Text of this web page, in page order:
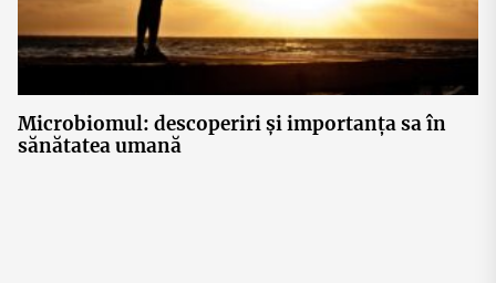
Microbiomul: descoperiri și importanța sa în
sănătatea umană